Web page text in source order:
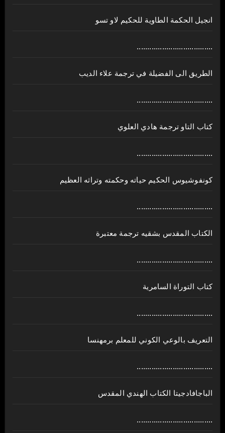
انجيل الحكمة الطاوية للحكيم لاو تسو
....................................
الطريق الى الفضيلة في ترجمة علاء الديب
....................................
كتاب التاو ترجمة هادي العلوي
....................................
كونفوشيوس الحكيم حياته وحكمته وتراثه العظيم
....................................
الكتاب المقدس بشقيه ترجمة معتبرة
....................................
كتاب التوراة السامرية
....................................
ﺍﻟﺘﻌﺮﻳﻒ ﺑﺎﻟﻮﻋﻲ ﺍﻟﻜﻮﻧﻲ للمعلم برمهنسا
....................................
الباجافادجيتا الكتاب الهندي المقدس
....................................